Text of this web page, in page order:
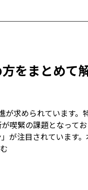
をまとめて
が求められています。
喫緊の課題となってお
が注目されています。